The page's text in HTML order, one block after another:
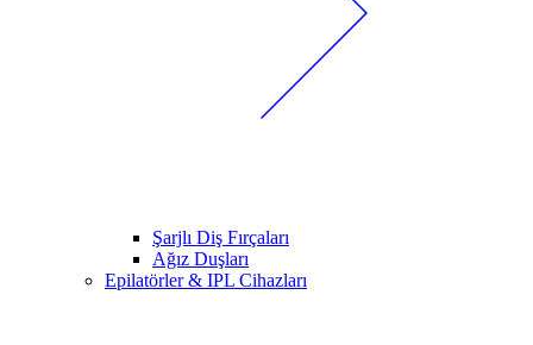
Şarjlı Diş Fırçaları
Ağız Duşları
Epilatörler & IPL Cihazları